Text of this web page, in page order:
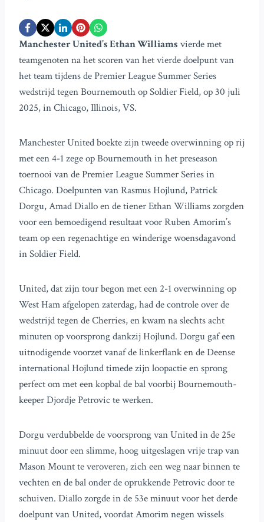
Manchester United’s Ethan Williams vierde met
teamgenoten na het scoren van het vierde doelpunt van
het team tijdens de Premier League Summer Series
wedstrijd tegen Bournemouth op Soldier Field, op 30 juli
2025, in Chicago, Illinois, VS.
Manchester United boekte zijn tweede overwinning op rij
met een 4-1 zege op Bournemouth in het preseason
toernooi van de Premier League Summer Series in
Chicago. Doelpunten van Rasmus Hojlund, Patrick
Dorgu, Amad Diallo en de tiener Ethan Williams zorgden
voor een bemoedigend resultaat voor Ruben Amorim’s
team op een regenachtige en winderige woensdagavond
in Soldier Field.
United, dat zijn tour begon met een 2-1 overwinning op
West Ham afgelopen zaterdag, had de controle over de
wedstrijd tegen de Cherries, en kwam na slechts acht
minuten op voorsprong dankzij Hojlund. Dorgu gaf een
uitnodigende voorzet vanaf de linkerflank en de Deense
international Hojlund timede zijn loopactie en sprong
perfect om met een kopbal de bal voorbij Bournemouth-
keeper Djordje Petrovic te werken.
Dorgu verdubbelde de voorsprong van United in de 25e
minuut door een slimme, hoog uitgeslagen vrije trap van
Mason Mount te veroveren, zich een weg naar binnen te
vechten en de bal onder de oprukkende Petrovic door te
schuiven. Diallo zorgde in de 53e minuut voor het derde
doelpunt van United, voordat Amorim negen wissels